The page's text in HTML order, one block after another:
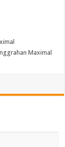
Maximal